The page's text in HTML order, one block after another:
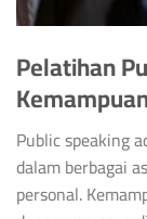
Pelatihan
Public speaking
dalam berbagai
personal.